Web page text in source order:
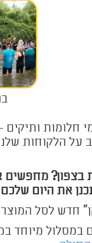
חלומות ותיקים
הלקוחות
מחפשים
את היום
חדש לסל
במסלול מיוחד